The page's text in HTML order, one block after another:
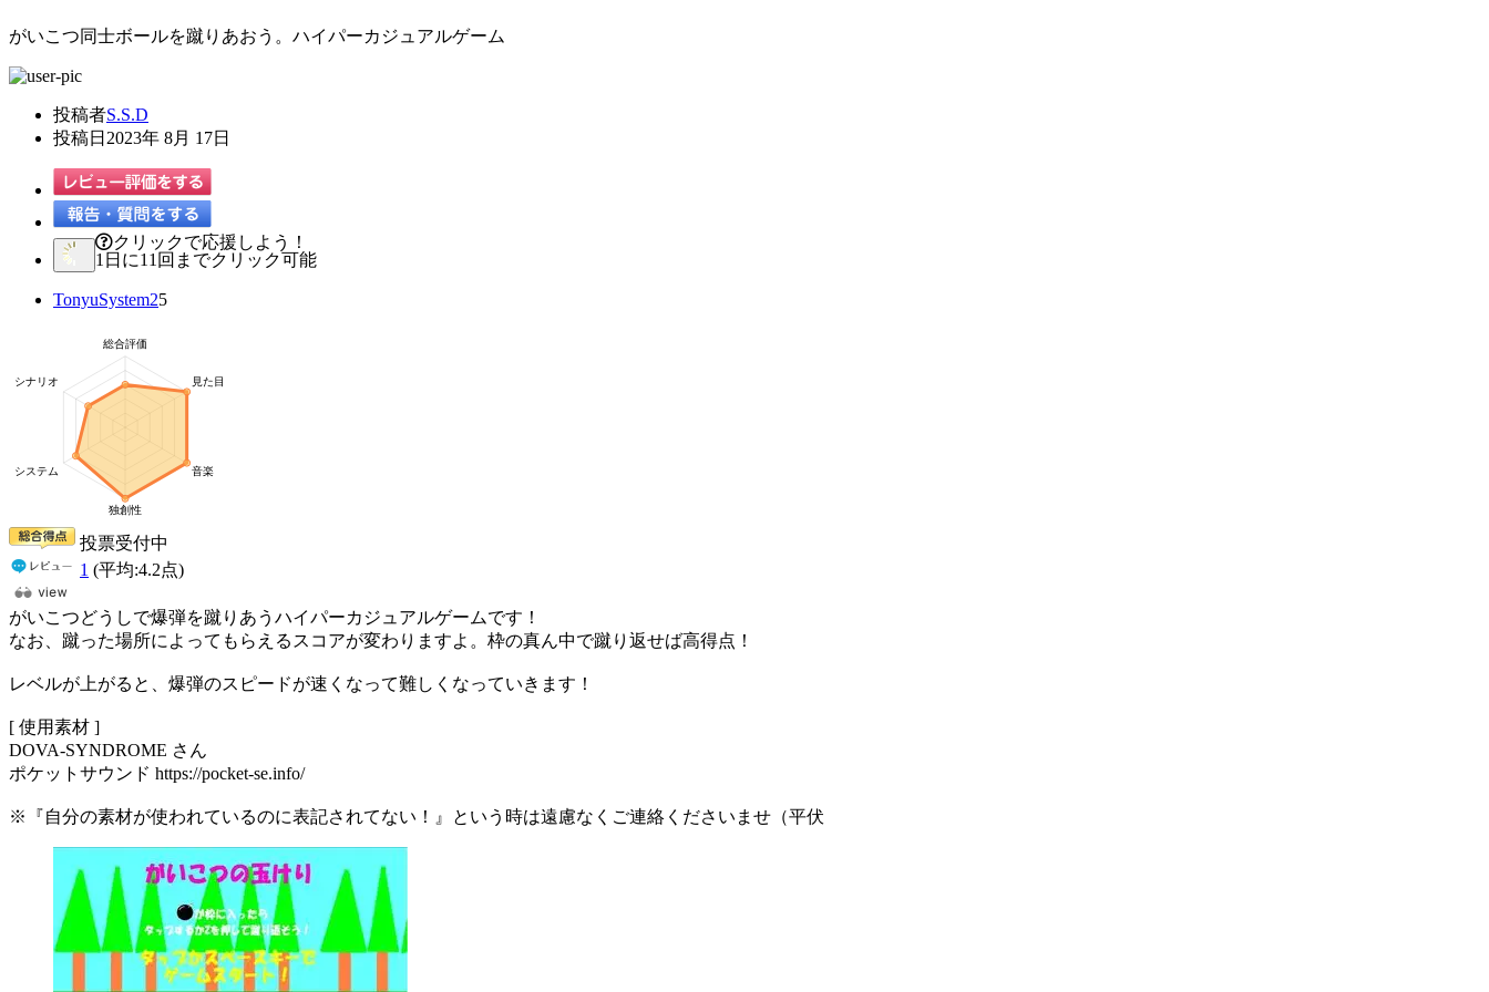
がいこつ同士ボールを蹴りあおう。ハイパーカジュアルゲーム
投稿者S.S.D
投稿日 2023年 8月 17日
クリックで応援しよう！
1日に11回までクリック可能
TonyuSystem25
投票受付中
1 (平均:4.2点)
がいこつどうしで爆弾を蹴りあうハイパーカジュアルゲームです！
なお、蹴った場所によってもらえるスコアが変わりますよ。枠の真ん中で蹴り返せば高得点！
レベルが上がると、爆弾のスピードが速くなって難しくなっていきます！
[ 使用素材 ]
DOVA-SYNDROME さん
ポケットサウンド https://pocket-se.info/
※『自分の素材が使われているのに表記されてない！』という時は遠慮なくご連絡くださいませ（平伏